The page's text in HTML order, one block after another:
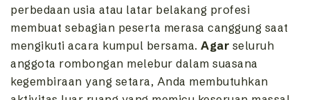
perbedaan usia atau latar belakang profesi
membuat sebagian peserta merasa canggung saat
mengikuti acara kumpul bersama. Agar seluruh
anggota rombongan melebur dalam suasana
kegembiraan yang setara, Anda membutuhkan